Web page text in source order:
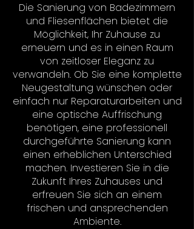
Die Sanierung von Badezimmern
und Fliesenflächen bietet die
Möglichkeit, Ihr Zuhause zu
erneuern und es in einen Raum
von zeitloser Eleganz zu
verwandeln. Ob Sie eine komplette
Neugestaltung wünschen oder
einfach nur Reparaturarbeiten und
eine optische Auffrischung
benötigen, eine professionell
durchgeführte Sanierung kann
einen erheblichen Unterschied
machen. Investieren Sie in die
Zukunft Ihres Zuhauses und
erfreuen Sie sich an einem
frischen und ansprechenden
Ambiente.